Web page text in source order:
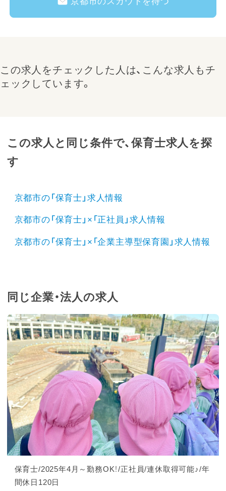
この求人をチェックした人は、こんな求人もチ
ェックしています。
この求人と同じ条件で、保育士求人を探
す
京都市の「保育士」求人情報
京都市の「保育士」×「正社員」求人情報
京都市の「保育士」×「企業主導型保育園」求人情報
同じ企業・法人の求人
保育士/2025年4月～勤務OK！/正社員/連休取得可能♪/年
間休日120日